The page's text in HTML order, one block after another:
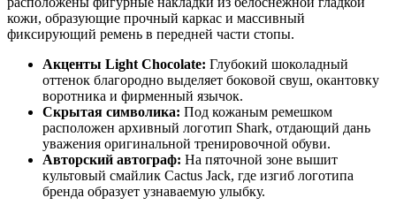
кожи, образующие прочный каркас и массивный
фиксирующий ремень в передней части стопы.
Акценты Light Chocolate: Глубокий шоколадный
оттенок благородно выделяет боковой свуш, окантовку
воротника и фирменный язычок.
Скрытая символика: Под кожаным ремешком
расположен архивный логотип Shark, отдающий дань
уважения оригинальной тренировочной обуви.
Авторский автограф: На пяточной зоне вышит
культовый смайлик Cactus Jack, где изгиб логотипа
бренда образует узнаваемую улыбку.